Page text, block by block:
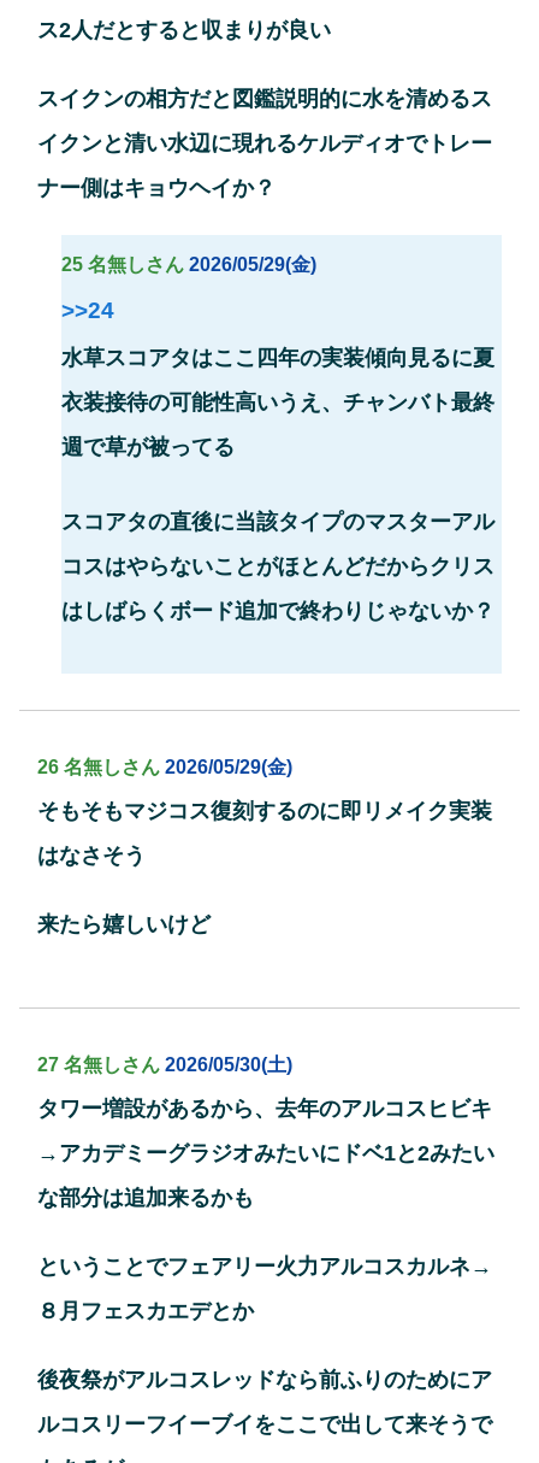
ス2人だとすると収まりが良い
スイクンの相方だと図鑑説明的に水を清めるス
イクンと清い水辺に現れるケルディオでトレー
ナー側はキョウヘイか？
25 名無しさん 2026/05/29(金)
>>24
水草スコアタはここ四年の実装傾向見るに夏
衣装接待の可能性高いうえ、チャンバト最終
週で草が被ってる
スコアタの直後に当該タイプのマスターアル
コスはやらないことがほとんどだからクリス
はしばらくボード追加で終わりじゃないか？
26 名無しさん 2026/05/29(金)
そもそもマジコス復刻するのに即リメイク実装
はなさそう
来たら嬉しいけど
27 名無しさん 2026/05/30(土)
タワー増設があるから、去年のアルコスヒビキ
→アカデミーグラジオみたいにドベ1と2みたい
な部分は追加来るかも
ということでフェアリー火力アルコスカルネ→
８月フェスカエデとか
後夜祭がアルコスレッドなら前ふりのためにア
ルコスリーフイーブイをここで出して来そうで